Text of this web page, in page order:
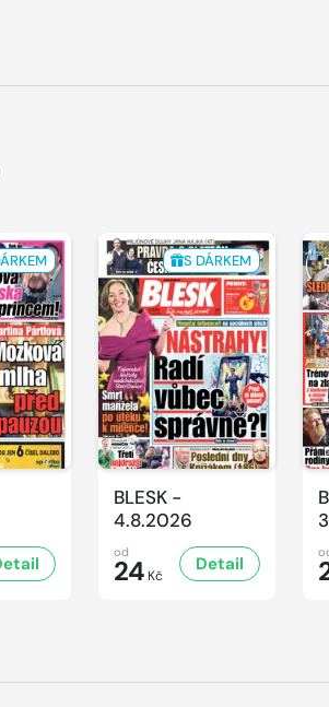
S DÁRKEM
BLESK -
4.8.2026
od
24 Kč
Detail